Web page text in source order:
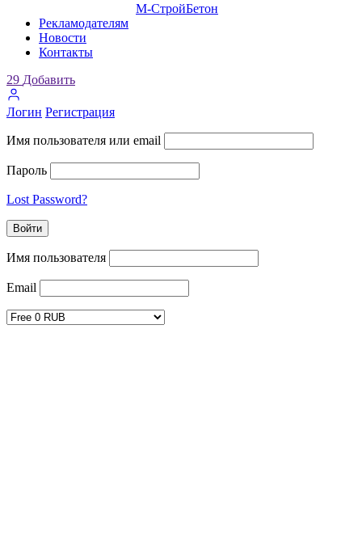
М-СтройБетон
Рекламодателям
Новости
Контакты
29 Добавить
Логин Регистрация
Имя пользователя или email
Пароль
Lost Password?
Имя пользователя
Email